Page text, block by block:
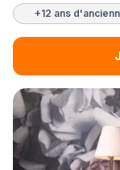
+12 ans